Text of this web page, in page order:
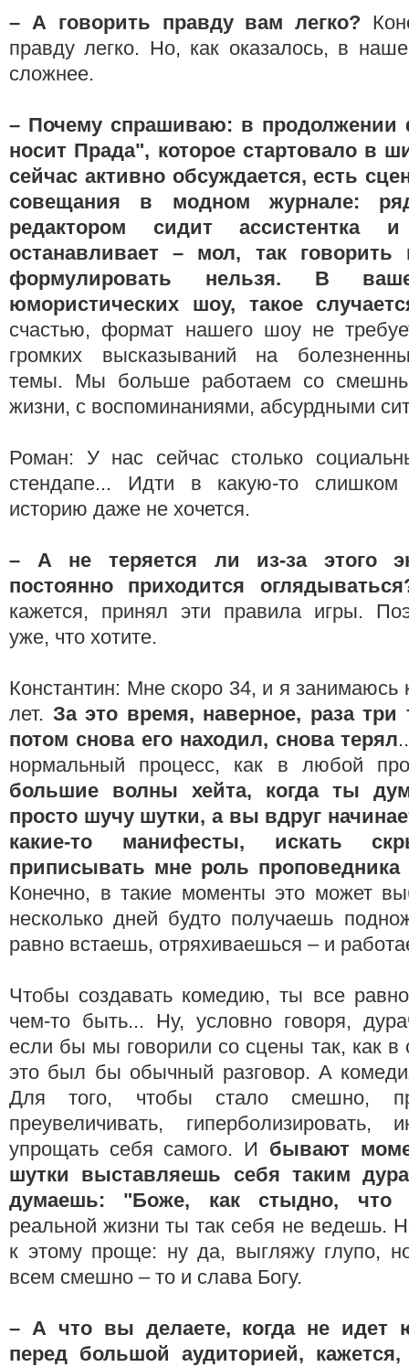
– А говорить правду вам легко?
правду легко. Но, как оказалось, в
сложнее.
– Почему спрашиваю: в
носит Прада", которое стартовало в
сейчас активно обсуждается, есть
совещания в модном журнале:
редактором сидит ассистентка
останавливает – мол, так говорить
формулировать нельзя. В
юмористических шоу, такое
счастью, формат нашего шоу не
громких высказываний на
темы. Мы больше работаем со
жизни, с воспоминаниями, абсурдными
Роман: У нас сейчас столько
стендапе... Идти в какую-то слишком
историю даже не хочется.
– А не теряется ли из-за этого
постоянно приходится
кажется, принял эти правила игры.
уже, что хотите.
Константин: Мне скоро 34, и я занимаюсь
лет. За это время, наверное, раза три
потом снова его находил, снова терял
нормальный процесс, как в любой
большие волны хейта, когда ты
просто шучу шутки, а вы вдруг
какие-то манифесты, искать
приписывать мне роль проповедника
Конечно, в такие моменты это может
несколько дней будто получаешь
равно встаешь, отряхиваешься – и
Чтобы создавать комедию, ты все
чем-то быть... Ну, условно говоря,
если бы мы говорили со сцены так, как в
это был бы обычный разговор. А
Для того, чтобы стало смешно,
преувеличивать, гиперболизировать,
упрощать себя самого. И бывают
шутки выставляешь себя таким
думаешь: "Боже, как стыдно,
реальной жизни ты так себя не ведешь.
к этому проще: ну да, выгляжу глупо,
всем смешно – то и слава Богу.
– А что вы делаете, когда не идет
перед большой аудиторией,